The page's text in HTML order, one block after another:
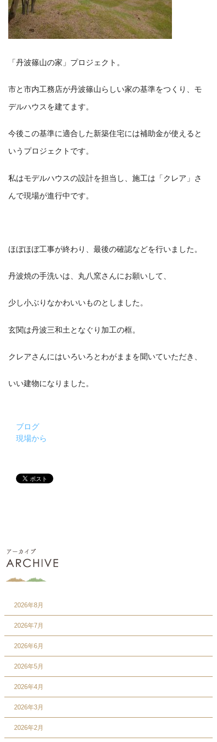
「丹波篠山の家」プロジェクト。
市と市内工務店が丹波篠山らしい家の基準をつくり、モ
デルハウスを建てます。
今後この基準に適合した新築住宅には補助金が使えると
いうプロジェクトです。
私はモデルハウスの設計を担当し、施工は「クレア」さ
んで現場が進行中です。
ほぼほぼ工事が終わり、最後の確認などを行いました。
丹波焼の手洗いは、丸八窯さんにお願いして、
少し小ぶりなかわいいものとしました。
玄関は丹波三和土となぐり加工の框。
クレアさんにはいろいろとわがままを聞いていただき、
いい建物になりました。
ブログ
現場から
2026年8月
2026年7月
2026年6月
2026年5月
2026年4月
2026年3月
2026年2月